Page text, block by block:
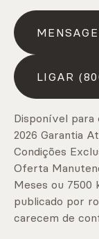
LIGAR
Disponível para
2026 Garantia
Condições
Oferta
Meses ou 7500
publicado por
carecem de